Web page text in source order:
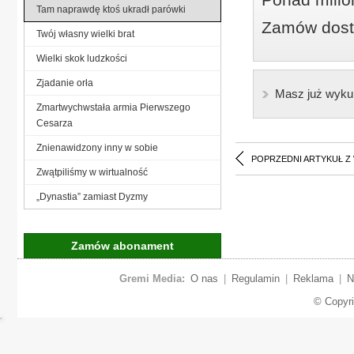
Zamów
Masz już
POPRZEDNI ARTYKUŁ Z
Tam naprawdę ktoś ukradł parówki
Twój własny wielki brat
Wielki skok ludzkości
Zjadanie orła
Zmartwychwstała armia Pierwszego
Cesarza
Znienawidzony inny w sobie
Zwątpiliśmy w wirtualność
„Dynastia” zamiast Dyzmy
Zamów abonament
Gremi Media: O nas Regulamin Reklama
©